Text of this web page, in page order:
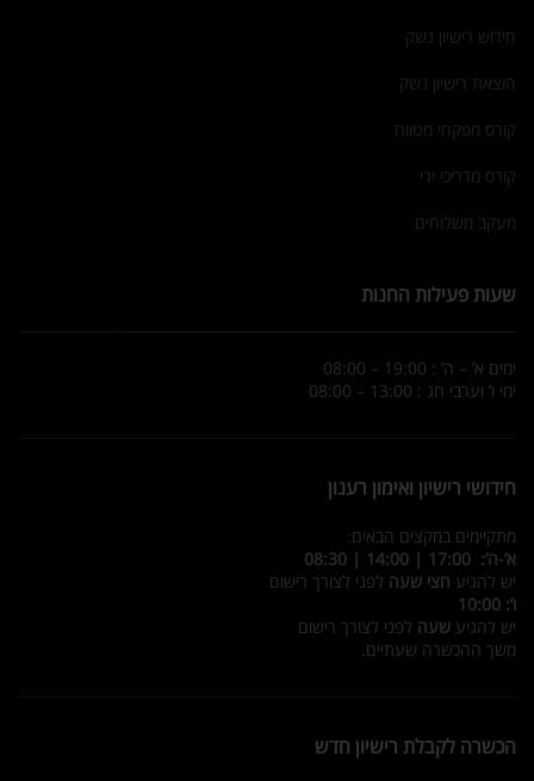
חידוש רישיון נשק
הוצאת רישיון נשק
קורס מפקחי מטווח
קורס מדריכי ירי
מעקב משלוחים
שעות פעילות החנות
ימים א’ – ה’ : 19:00 – 08:00
ימי ו’ וערבי חג : 13:00 – 08:00
חידושי רישיון ואימון רענון
מתקיימים במקצים הבאים:
א’-ה’: 17:00 | 14:00 | 08:30
יש להגיע חצי שעה לפני לצורך רישום
ו’: 10:00
יש להגיע שעה לפני לצורך רישום
משך ההכשרה שעתיים.
הכשרה לקבלת רישיון חדש